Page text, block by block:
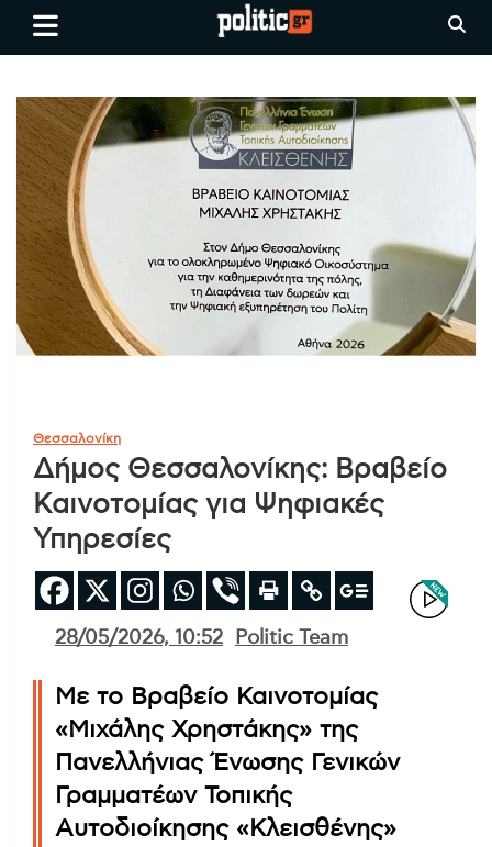
Skip
Ειδήσεις απο τη
Θεσσαλονίκη, την Ελλάδα και
όλο τον Κόσμο
politic.gr
Θεσσαλονίκη
Δήμος Θεσσαλονίκης: Βραβείο
Καινοτομίας για Ψηφιακές
Υπηρεσίες
28/05/2026, 10:52 Politic Team
Με το Βραβείο Καινοτομίας
«Μιχάλης Χρηστάκης» της
Πανελλήνιας Ένωσης Γενικών
Γραμματέων Τοπικής
Αυτοδιοίκησης «Κλεισθένης»